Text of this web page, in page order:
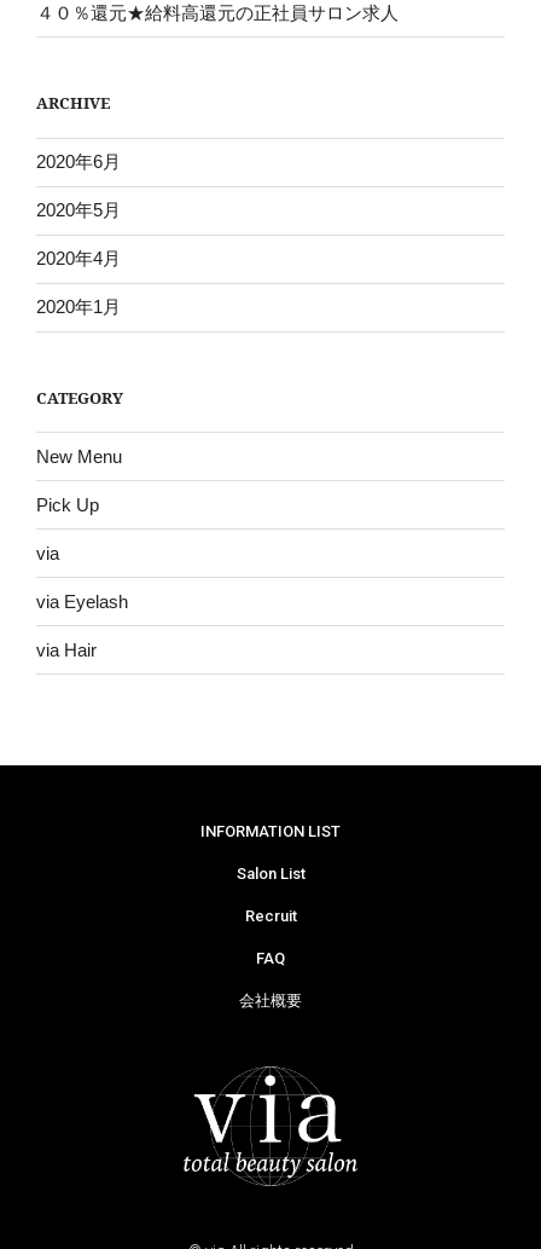
４０％還元★給料高還元の正社員サロン求人
ARCHIVE
2020年6月
2020年5月
2020年4月
2020年1月
CATEGORY
New Menu
Pick Up
via
via Eyelash
via Hair
INFORMATION LIST
Salon List
Recruit
FAQ
会社概要